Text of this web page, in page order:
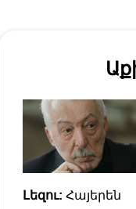
Լեզու: Հայերեն